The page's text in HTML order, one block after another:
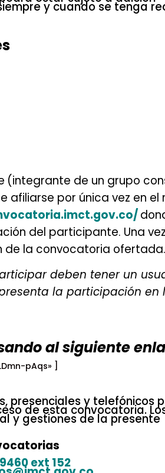
y cuando se tenga
(integrante de un grupo
afiliarse por única vez en el
del participante. Una
de la convocatoria
deben tener un
la participación en
al siguiente
pAqs» ]
presenciales y telefónicos
de esta convocatoria.
y gestiones de la presente
ext 152